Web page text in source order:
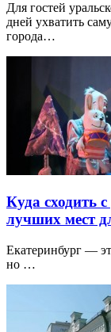
Для гостей
дней ухватить
города…
Куда сходить
лучших мест
Екатеринбург —
но …